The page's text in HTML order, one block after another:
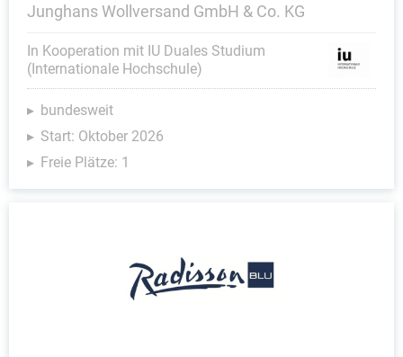
Junghans Wollversand GmbH & Co. KG
In Kooperation mit IU Duales Studium
(Internationale Hochschule)
bundesweit
Start: Oktober 2026
Freie Plätze: 1